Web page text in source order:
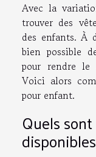
Avec la
trouver des
des enfants. À
bien possible
pour rendre le
Voici alors
pour enfant.
Quels